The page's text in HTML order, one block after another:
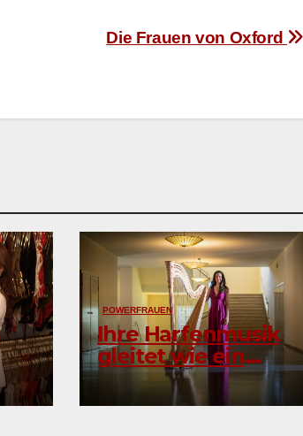
Die Frauen von Oxford
POWERFRAUEN
Ihre Harfenmusik
gleitet wie ein
Sonnenstrahl übers
Wasser